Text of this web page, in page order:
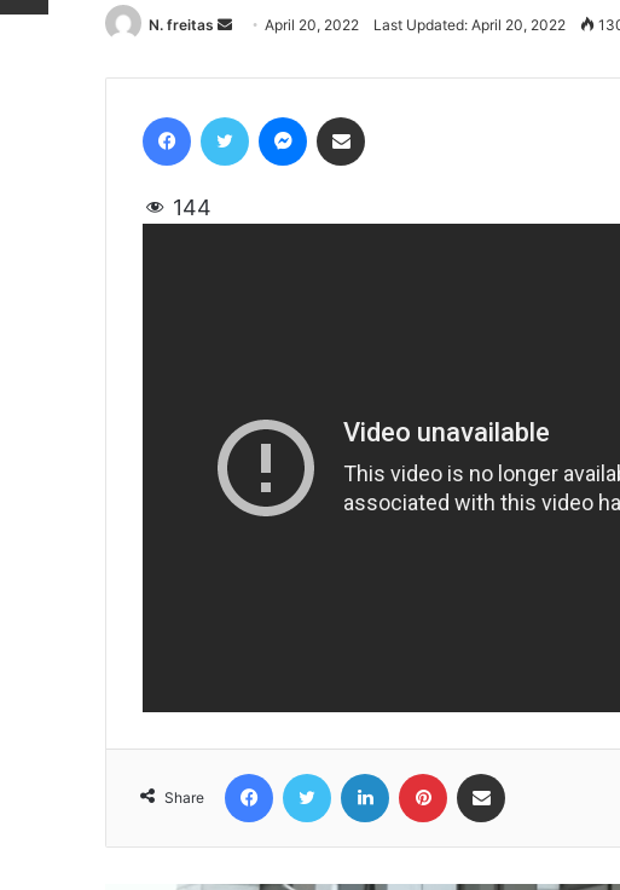
N. freitas
Send
email
April 20, 2022 Last Updated: April 20, 2022
144
Share